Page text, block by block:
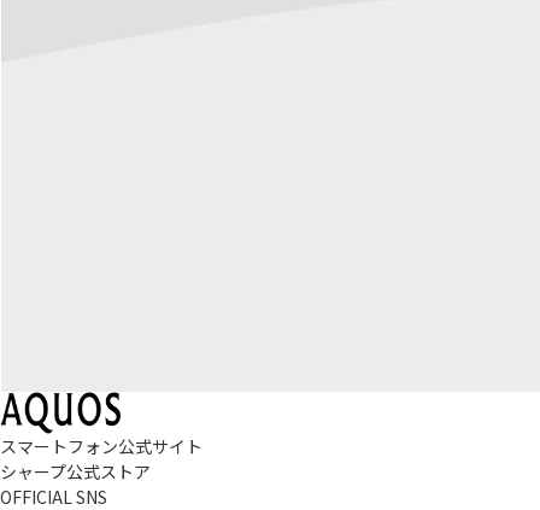
スマートフォン公式サイト
シャープ公式ストア
OFFICIAL SNS